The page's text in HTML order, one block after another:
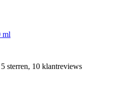
ml
sterren, 10 klantreviews